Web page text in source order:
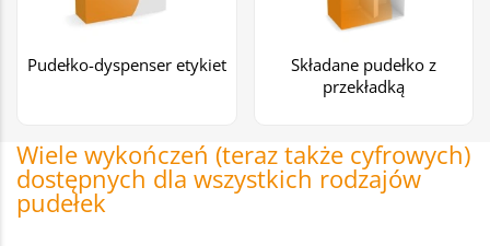
Pudełko-dyspenser etykiet
Składane pudełko z
przekładką
Wiele wykończeń (teraz także cyfrowych)
dostępnych dla wszystkich rodzajów
pudełek